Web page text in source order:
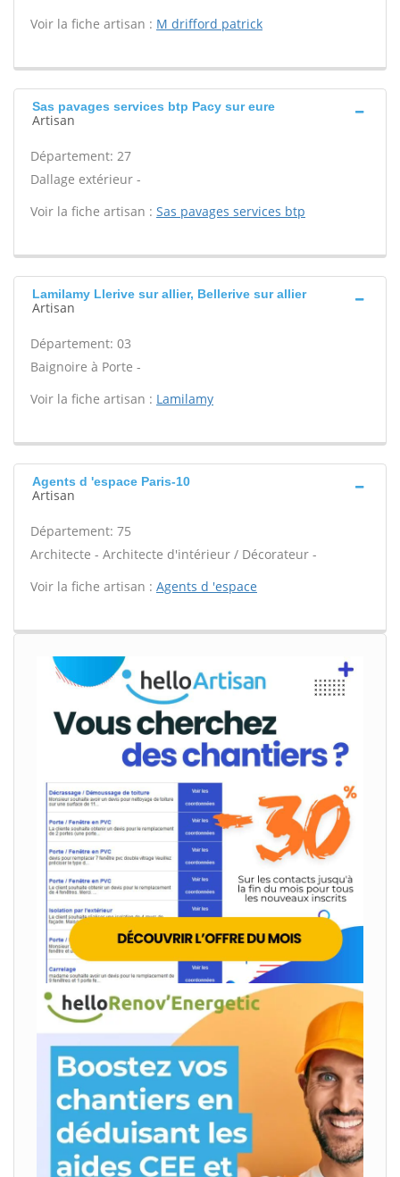
Voir la fiche artisan : M drifford patrick
Sas pavages services btp Pacy sur eure
Artisan
Département: 27
Dallage extérieur -
Voir la fiche artisan : Sas pavages services btp
Lamilamy Llerive sur allier, Bellerive sur allier
Artisan
Département: 03
Baignoire à Porte -
Voir la fiche artisan : Lamilamy
Agents d 'espace Paris-10
Artisan
Département: 75
Architecte - Architecte d'intérieur / Décorateur -
Voir la fiche artisan : Agents d 'espace